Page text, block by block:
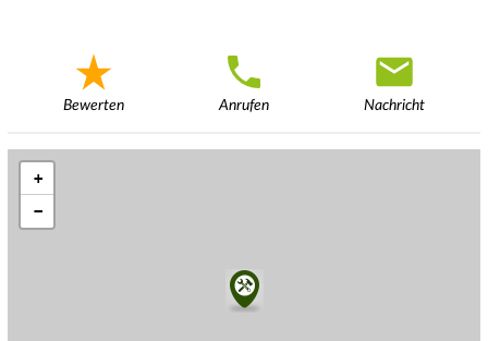
Bewerten Anrufen Nachricht
+
−